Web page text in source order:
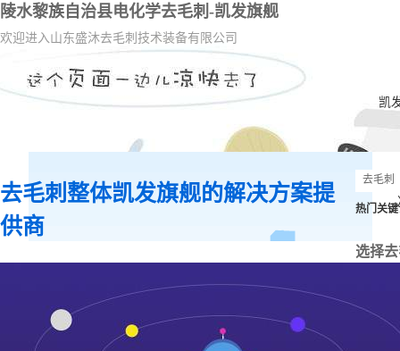
陵水黎族自治县电化学去毛刺-凯发旗舰
欢迎进入山东盛沐去毛刺技术装备有限公司
凯
去毛刺整体凯发旗舰的解决方案提
供商
热门关
选择